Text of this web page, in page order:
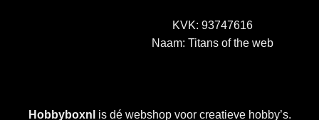
KVK: 93747616
Naam: Titans of the web
Hobbyboxnl is dé webshop voor creatieve hobby’s.